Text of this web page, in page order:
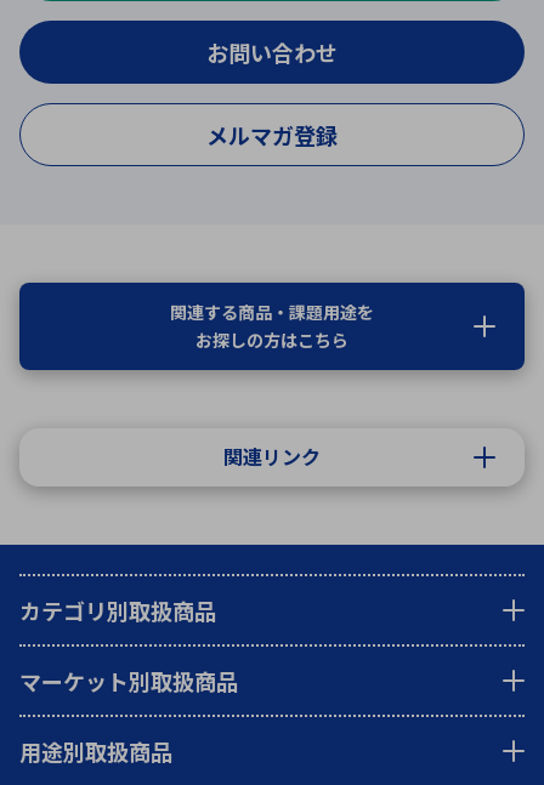
お問い合わせ
メルマガ登録
関連する商品・課題用途を
お探しの方はこちら
関連リンク
カテゴリ別取扱商品
マーケット別取扱商品
用途別取扱商品